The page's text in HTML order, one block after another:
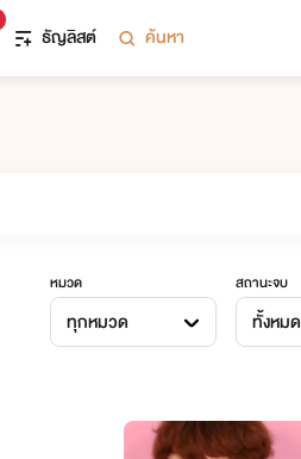
ธัญลิสต์ ค้นหา
หมวด
ทุกหมวด
สถานะจบ
ทั้งหมด